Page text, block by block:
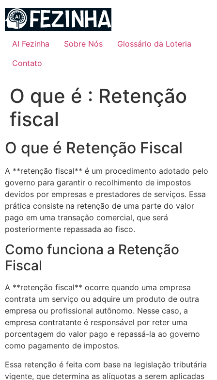
para
conteúdo
AI Fezinha Sobre Nós
Glossário da Loteria
Contato
O que é : Retenção
fiscal
O que é Retenção Fiscal
A **retenção fiscal** é um procedimento adotado pelo
governo para garantir o recolhimento de impostos
devidos por empresas e prestadores de serviços. Essa
prática consiste na retenção de uma parte do valor
pago em uma transação comercial, que será
posteriormente repassada ao fisco.
Como funciona a Retenção
Fiscal
A **retenção fiscal** ocorre quando uma empresa
contrata um serviço ou adquire um produto de outra
empresa ou profissional autônomo. Nesse caso, a
empresa contratante é responsável por reter uma
porcentagem do valor pago e repassá-la ao governo
como pagamento de impostos.
Essa retenção é feita com base na legislação tributária
vigente, que determina as alíquotas a serem aplicadas